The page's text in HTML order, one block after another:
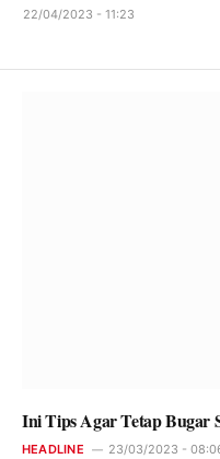
22/04/2023 - 11:23
Ini Tips Agar Tetap Bugar
HEADLINE 23/03/2023 -